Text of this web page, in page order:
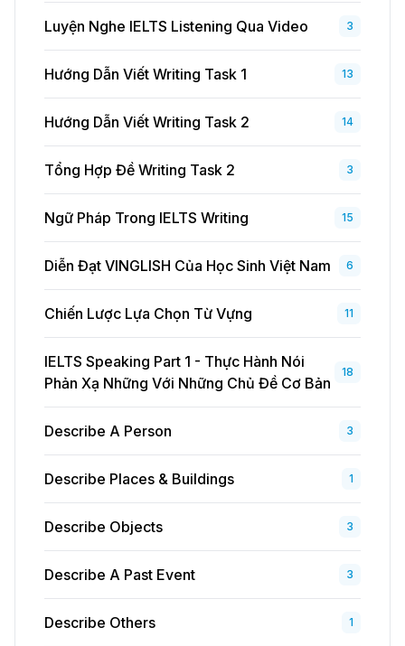
Luyện Nghe IELTS Listening Qua Video 3
Hướng Dẫn Viết Writing Task 1 13
Hướng Dẫn Viết Writing Task 2 14
Tổng Hợp Đề Writing Task 2 3
Ngữ Pháp Trong IELTS Writing 15
Diễn Đạt VINGLISH Của Học Sinh Việt Nam 6
Chiến Lược Lựa Chọn Từ Vựng 11
IELTS Speaking Part 1 - Thực Hành Nói
Phản Xạ Những Với Những Chủ Đề Cơ Bản
18
Describe A Person 3
Describe Places & Buildings 1
Describe Objects 3
Describe A Past Event 3
Describe Others 1